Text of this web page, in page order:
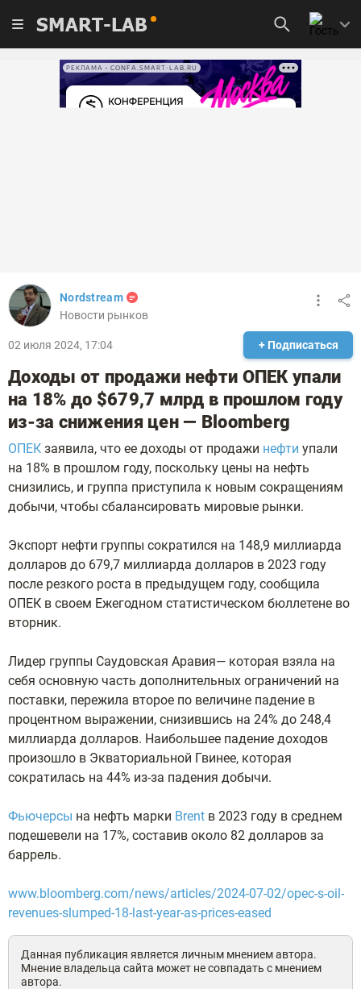
SMART-LAB
РЕКЛАМА • CONFA.SMART-LAB.RU
Nordstream
Новости рынков
02 июля 2024, 17:04 + Подписаться
Доходы от продажи нефти ОПЕК упали
на 18% до $679,7 млрд в прошлом году
из-за снижения цен — Bloomberg
ОПЕК заявила, что ее доходы от продажи нефти упали
на 18% в прошлом году, поскольку цены на нефть
снизились, и группа приступила к новым сокращениям
добычи, чтобы сбалансировать мировые рынки.
Экспорт нефти группы сократился на 148,9 миллиарда
долларов до 679,7 миллиарда долларов в 2023 году
после резкого роста в предыдущем году, сообщила
ОПЕК в своем Ежегодном статистическом бюллетене во
вторник.
Лидер группы Саудовская Аравия— которая взяла на
себя основную часть дополнительных ограничений на
поставки, пережила второе по величине падение в
процентном выражении, снизившись на 24% до 248,4
миллиарда долларов. Наибольшее падение доходов
произошло в Экваториальной Гвинее, которая
сократилась на 44% из-за падения добычи.
Фьючерсы на нефть марки Brent в 2023 году в среднем
подешевели на 17%, составив около 82 долларов за
баррель.
www.bloomberg.com/news/articles/2024-07-02/opec-s-oil-
revenues-slumped-18-last-year-as-prices-eased
Данная публикация является личным мнением автора.
Мнение владельца сайта может не совпадать с мнением
автора.